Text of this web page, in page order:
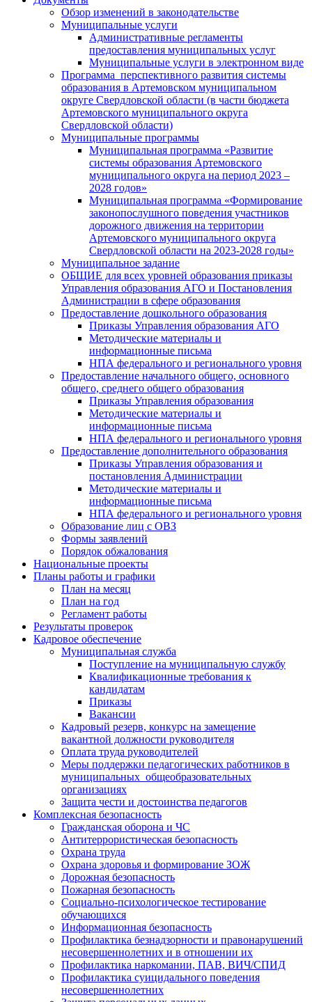
Обзор изменений в законодательстве
Муниципальные услуги
Административные регламенты
предоставления муниципальных услуг
Муниципальные услуги в электронном виде
Программа перспективного развития системы
образования в Артемовском муниципальном
округе Свердловской области (в части бюджета
Артемовского муниципального округа
Свердловской области)
Муниципальные программы
Муниципальная программа «Развитие
системы образования Артемовского
муниципального округа на период 2023 –
2028 годов»
Муниципальная программа «Формирование
законопослушного поведения участников
дорожного движения на территории
Артемовского муниципального округа
Свердловской области на 2023-2028 годы»
Муниципальное задание
ОБЩИЕ для всех уровней образования приказы
Управления образования АГО и Постановления
Администрации в сфере образования
Предоставление дошкольного образования
Приказы Управления образования АГО
Методические материалы и
информационные письма
НПА федерального и регионального уровня
Предоставление начального общего, основного
общего, среднего общего образования
Приказы Управления образования
Методические материалы и
информационные письма
НПА федерального и регионального уровня
Предоставление дополнительного образования
Приказы Управления образования и
постановления Администрации
Методические материалы и
информационные письма
НПА федерального и регионального уровня
Образование лиц с ОВЗ
Формы заявлений
Порядок обжалования
Национальные проекты
Планы работы и графики
План на месяц
План на год
Регламент работы
Результаты проверок
Кадровое обеспечение
Муниципальная служба
Поступление на муниципальную службу
Квалификационные требования к
кандидатам
Приказы
Вакансии
Кадровый резерв, конкурс на замещение
вакантной должности руководителя
Оплата труда руководителей
Меры поддержки педагогических работников в
муниципальных общеобразовательных
организациях
Защита чести и достоинства педагогов
Комплексная безопасность
Гражданская оборона и ЧС
Антитеррористическая безопасность
Охрана труда
Охрана здоровья и формирование ЗОЖ
Дорожная безопасность
Пожарная безопасность
Социально-психологическое тестирование
обучающихся
Информационная безопасность
Профилактика безнадзорности и правонарушений
несовершеннолетних и в отношении их
Профилактика наркомании, ПАВ, ВИЧ/СПИД
Профилактика суицидального поведения
несовершеннолетних